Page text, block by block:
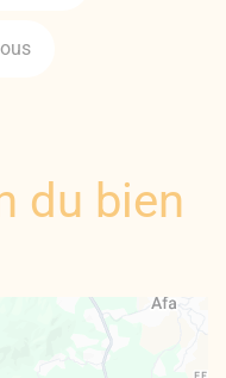
du bien